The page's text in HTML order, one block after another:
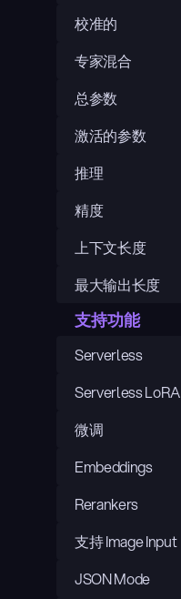
校准的
专家混合
总参数
激活的参数
推理
精度
上下文长度
最大输出长度
支持功能
Serverless
Serverless LoRA
微调
Embeddings
Rerankers
支持 Image Input
JSON Mode